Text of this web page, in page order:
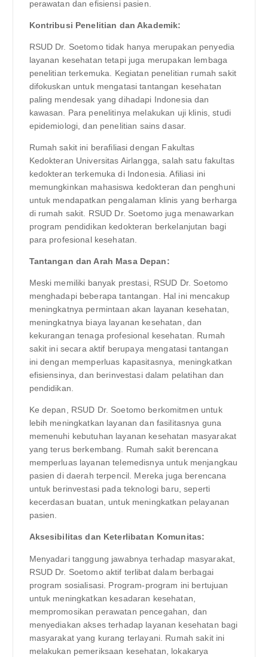
perawatan dan efisiensi pasien.
Kontribusi Penelitian dan Akademik:
RSUD Dr. Soetomo tidak hanya merupakan penyedia
layanan kesehatan tetapi juga merupakan lembaga
penelitian terkemuka. Kegiatan penelitian rumah sakit
difokuskan untuk mengatasi tantangan kesehatan
paling mendesak yang dihadapi Indonesia dan
kawasan. Para penelitinya melakukan uji klinis, studi
epidemiologi, dan penelitian sains dasar.
Rumah sakit ini berafiliasi dengan Fakultas
Kedokteran Universitas Airlangga, salah satu fakultas
kedokteran terkemuka di Indonesia. Afiliasi ini
memungkinkan mahasiswa kedokteran dan penghuni
untuk mendapatkan pengalaman klinis yang berharga
di rumah sakit. RSUD Dr. Soetomo juga menawarkan
program pendidikan kedokteran berkelanjutan bagi
para profesional kesehatan.
Tantangan dan Arah Masa Depan:
Meski memiliki banyak prestasi, RSUD Dr. Soetomo
menghadapi beberapa tantangan. Hal ini mencakup
meningkatnya permintaan akan layanan kesehatan,
meningkatnya biaya layanan kesehatan, dan
kekurangan tenaga profesional kesehatan. Rumah
sakit ini secara aktif berupaya mengatasi tantangan
ini dengan memperluas kapasitasnya, meningkatkan
efisiensinya, dan berinvestasi dalam pelatihan dan
pendidikan.
Ke depan, RSUD Dr. Soetomo berkomitmen untuk
lebih meningkatkan layanan dan fasilitasnya guna
memenuhi kebutuhan layanan kesehatan masyarakat
yang terus berkembang. Rumah sakit berencana
memperluas layanan telemedisnya untuk menjangkau
pasien di daerah terpencil. Mereka juga berencana
untuk berinvestasi pada teknologi baru, seperti
kecerdasan buatan, untuk meningkatkan pelayanan
pasien.
Aksesibilitas dan Keterlibatan Komunitas:
Menyadari tanggung jawabnya terhadap masyarakat,
RSUD Dr. Soetomo aktif terlibat dalam berbagai
program sosialisasi. Program-program ini bertujuan
untuk meningkatkan kesadaran kesehatan,
mempromosikan perawatan pencegahan, dan
menyediakan akses terhadap layanan kesehatan bagi
masyarakat yang kurang terlayani. Rumah sakit ini
melakukan pemeriksaan kesehatan, lokakarya